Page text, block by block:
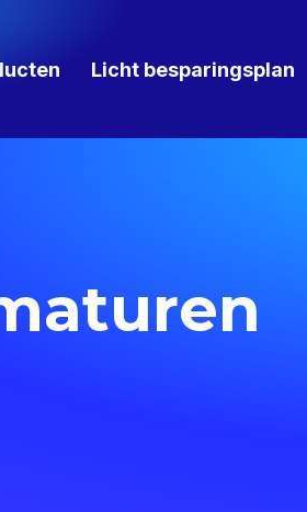
Licht besparingsplan